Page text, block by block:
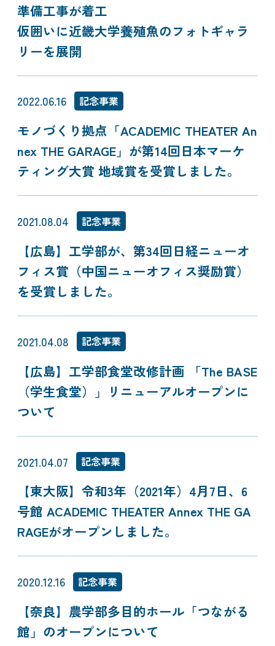
準備工事が着工
仮囲いに近畿大学養殖魚のフォトギャラ
リーを展開
2022.06.16 記念事業
モノづくり拠点「ACADEMIC THEATER An
nex THE GARAGE」が第14回日本マーケ
ティング大賞 地域賞を受賞しました。
2021.08.04 記念事業
【広島】工学部が、第34回日経ニューオ
フィス賞（中国ニューオフィス奨励賞）
を受賞しました。
2021.04.08 記念事業
【広島】工学部食堂改修計画 「The BASE
（学生食堂）」リニューアルオープンに
ついて
2021.04.07 記念事業
【東大阪】令和3年（2021年）4月7日、6
号館 ACADEMIC THEATER Annex THE GA
RAGEがオープンしました。
2020.12.16 記念事業
【奈良】農学部多目的ホール「つながる
館」のオープンについて